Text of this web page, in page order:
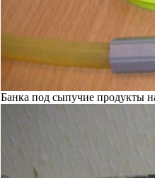
Банка под сыпучие продукты